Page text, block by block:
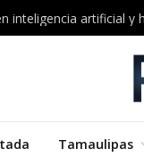
Tamaulipas